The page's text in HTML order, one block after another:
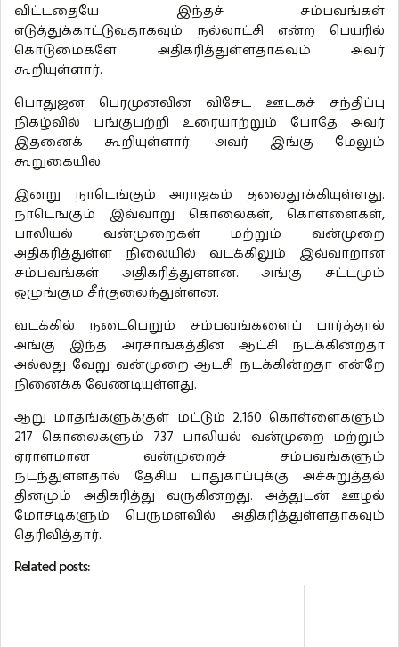
விட்டதையே இந்தச் சம்பவங்கள்
எடுத்துக்காட்டுவதாகவும் நல்லாட்சி என்ற பெயரில்
கொடுமைகளே அதிகரித்துள்ளதாகவும் அவர்
கூறியுள்ளார்.
பொதுஜன பெரமுனவின் விசேட ஊடகச் சந்திப்பு
நிகழ்வில் பங்குபற்றி உரையாற்றும் போதே அவர்
இதனைக் கூறியுள்ளார். அவர் இங்கு மேலும்
கூறுகையில்:
இன்று நாடெங்கும் அராஜகம் தலைதூக்கியுள்ளது.
நாடெங்கும் இவ்வாறு கொலைகள், கொள்ளைகள்,
பாலியல் வன்முறைகள் மற்றும் வன்முறை
அதிகரித்துள்ள நிலையில் வடக்கிலும் இவ்வாறான
சம்பவங்கள் அதிகரித்துள்ளன. அங்கு சட்டமும்
ஒழுங்கும் சீர்குலைந்துள்ளன.
வடக்கில் நடைபெறும் சம்பவங்களைப் பார்த்தால்
அங்கு இந்த அரசாங்கத்தின் ஆட்சி நடக்கின்றதா
அல்லது வேறு வன்முறை ஆட்சி நடக்கின்றதா என்றே
நினைக்க வேண்டியுள்ளது.
ஆறு மாதங்களுக்குள் மட்டும் 2,160 கொள்ளைகளும்
217 கொலைகளும் 737 பாலியல் வன்முறை மற்றும்
ஏராளமான வன்முறைச் சம்பவங்களும்
நடந்துள்ளதால் தேசிய பாதுகாப்புக்கு அச்சுறுத்தல்
தினமும் அதிகரித்து வருகின்றது. அத்துடன் ஊழல்
மோசடிகளும் பெருமளவில் அதிகரித்துள்ளதாகவும்
தெரிவித்தார்.
Related posts: